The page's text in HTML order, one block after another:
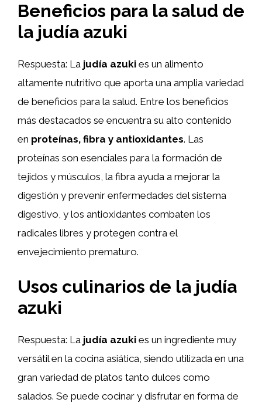
Beneficios para la salud de
la judía azuki
Respuesta: La judía azuki es un alimento
altamente nutritivo que aporta una amplia variedad
de beneficios para la salud. Entre los beneficios
más destacados se encuentra su alto contenido
en proteínas, fibra y antioxidantes. Las
proteínas son esenciales para la formación de
tejidos y músculos, la fibra ayuda a mejorar la
digestión y prevenir enfermedades del sistema
digestivo, y los antioxidantes combaten los
radicales libres y protegen contra el
envejecimiento prematuro.
Usos culinarios de la judía
azuki
Respuesta: La judía azuki es un ingrediente muy
versátil en la cocina asiática, siendo utilizada en una
gran variedad de platos tanto dulces como
salados. Se puede cocinar y disfrutar en forma de